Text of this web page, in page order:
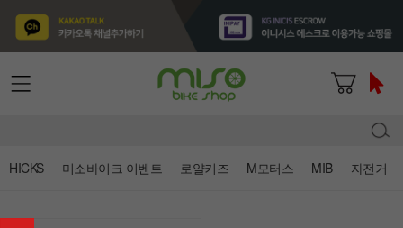
HICKS 미소바이크 이벤트 로얄키즈 M모터스 MIB 자전거